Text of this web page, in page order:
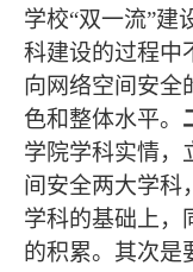
学校“双一流”建
科建设的过程中
向网络空间安全
色和整体水平。
学院学科实情，
间安全两大学科
学科的基础上，
的积累。其次是